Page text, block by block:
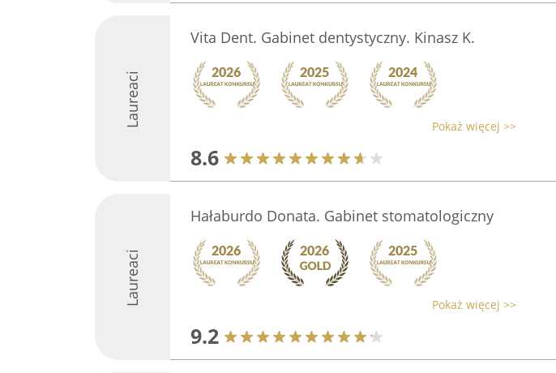
Laureaci
Vita Dent. Gabinet dentystyczny. Kinasz K.
Pokaż więcej >>
8.6
Laureaci
Hałaburdo Donata. Gabinet stomatologiczny
Pokaż więcej >>
9.2